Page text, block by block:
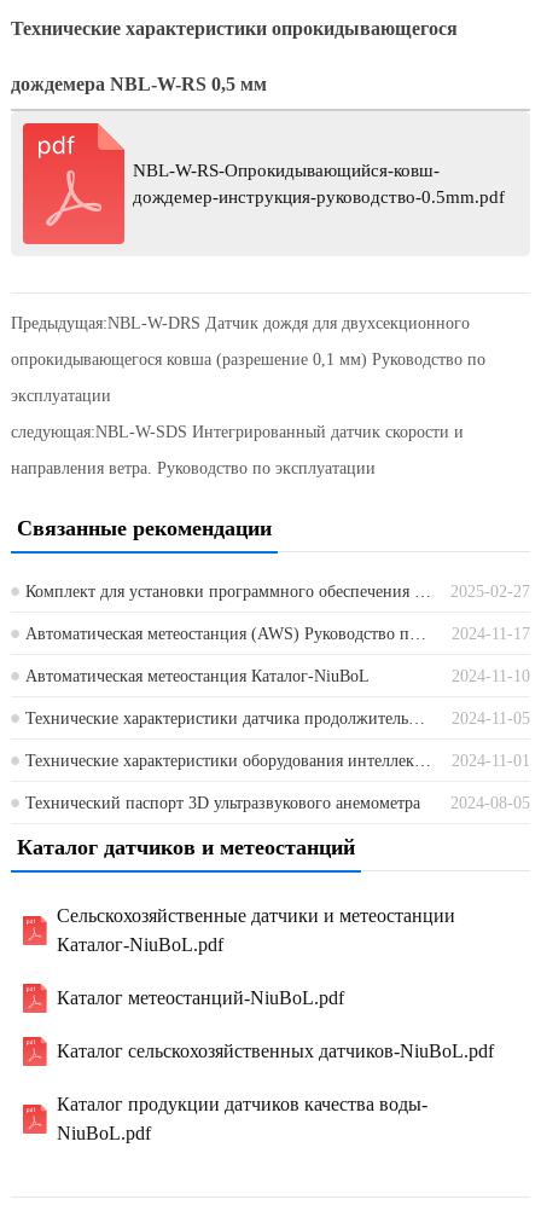
Технические характеристики опрокидывающегося
дождемера NBL-W-RS 0,5 мм
NBL-W-RS-Опрокидывающийся-ковш-
дождемер-инструкция-руководство-0.5mm.pdf
Предыдущая:NBL-W-DRS Датчик дождя для двухсекционного
опрокидывающегося ковша (разрешение 0,1 мм) Руководство по
эксплуатации
следующая:NBL-W-SDS Интегрированный датчик скорости и
направления ветра. Руководство по эксплуатации
Связанные рекомендации
2025-02-27
2024-11-17
2024-11-10
Автоматическая метеостанция Каталог-NiuBoL
2024-11-05
Технические характеристики датчика продолжительности солнечного сияния NBL-W-SDS
2024-11-01
Технические характеристики оборудования интеллектуальной системы удаленного мониторинга вредителей
2024-08-05
Технический паспорт 3D ультразвукового анемометра
Каталог датчиков и метеостанций
Сельскохозяйственные датчики и метеостанции
Каталог-NiuBoL.pdf
Каталог метеостанций-NiuBoL.pdf
Каталог сельскохозяйственных датчиков-NiuBoL.pdf
Каталог продукции датчиков качества воды-
NiuBoL.pdf